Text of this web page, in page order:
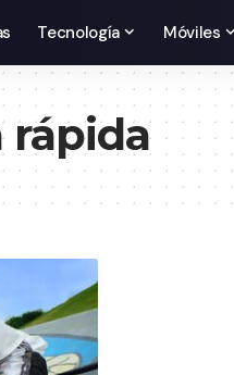
Tecnología Móviles
rápida